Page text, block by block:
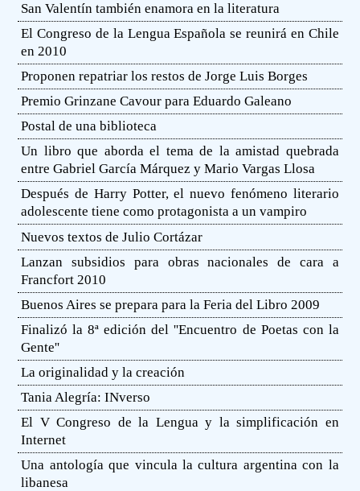
San Valentín también enamora en la literatura
El Congreso de la Lengua Española se reunirá en Chile
en 2010
Proponen repatriar los restos de Jorge Luis Borges
Premio Grinzane Cavour para Eduardo Galeano
Postal de una biblioteca
Un libro que aborda el tema de la amistad quebrada
entre Gabriel García Márquez y Mario Vargas Llosa
Después de Harry Potter, el nuevo fenómeno literario
adolescente tiene como protagonista a un vampiro
Nuevos textos de Julio Cortázar
Lanzan subsidios para obras nacionales de cara a
Francfort 2010
Buenos Aires se prepara para la Feria del Libro 2009
Finalizó la 8ª edición del ''Encuentro de Poetas con la
Gente''
La originalidad y la creación
Tania Alegría: INverso
El V Congreso de la Lengua y la simplificación en
Internet
Una antología que vincula la cultura argentina con la
libanesa